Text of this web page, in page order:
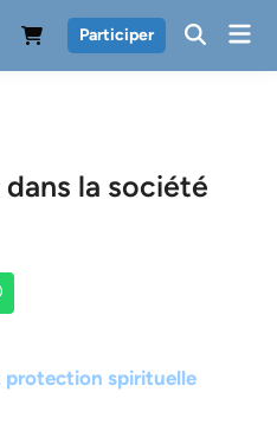
Participer
la société
protection spirituelle